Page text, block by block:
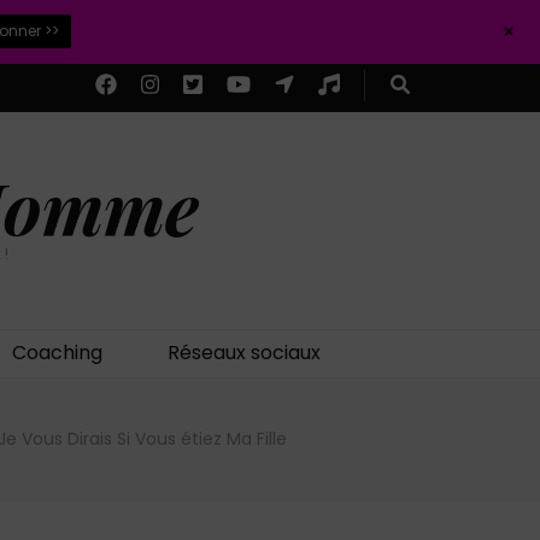
Coaching Réseaux sociaux
Vous Dirais Si Vous étiez Ma Fille
>> +